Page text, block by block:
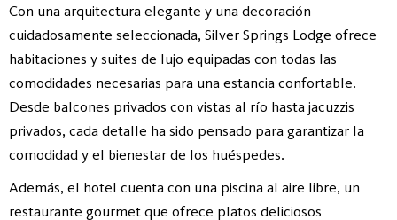
Con una arquitectura elegante y una decoración
cuidadosamente seleccionada, Silver Springs Lodge ofrece
habitaciones y suites de lujo equipadas con todas las
comodidades necesarias para una estancia confortable.
Desde balcones privados con vistas al río hasta jacuzzis
privados, cada detalle ha sido pensado para garantizar la
comodidad y el bienestar de los huéspedes.
Además, el hotel cuenta con una piscina al aire libre, un
restaurante gourmet que ofrece platos deliciosos